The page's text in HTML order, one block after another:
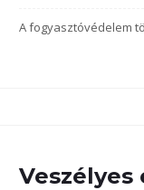
A fogyasztóvédelem
Veszélyes